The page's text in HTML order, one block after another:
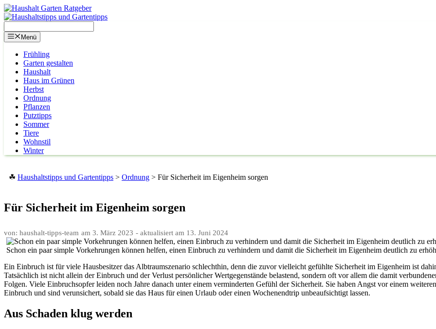
Zum
Inhalt
Menü
Frühling
Garten gestalten
Haushalt
Haus im Grünen
Herbst
Ordnung
Pflanzen
Putztipps
Sommer
Tiere
Wohnstil
Winter
☘ Haushaltstipps und Gartentipps > Ordnung > Für Sicherheit im Eigenheim sorgen
Für Sicherheit im Eigenheim sorgen
von: haushalt-tipps-team am 3. März 2023 - aktualisiert am 13. Juni 2024
Schon ein paar simple Vorkehrungen können helfen, einen Einbruch zu verhindern und damit die Sicherheit im Eigenheim deutlich zu
Ein Einbruch ist für viele Hausbesitzer das Albtraumszenario schlechthin, denn die zuvor vielleicht gefühlte Sicherheit im Eigenheim ist
Tatsächlich ist nicht allein der Einbruch und der Verlust persönlicher Wertgegenstände belastend, sondern oft vor allem die damit
Folgen. Viele Einbruchsopfer leiden noch Jahre danach unter einem verminderten Gefühl der Sicherheit. Sie haben Angst vor einem weiteren
Einbruch und sind verunsichert, sobald sie das Haus für einen Urlaub oder einen Wochenendtrip unbeaufsichtigt lassen.
Aus Schaden klug werden